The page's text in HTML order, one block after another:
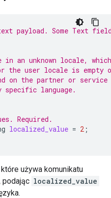
payload. Some Text
in an unknown locale,
the user locale is empty
on the partner or
specific language.
Required.
localized_value = 2 ;
używa komunikatu
podając localized_value